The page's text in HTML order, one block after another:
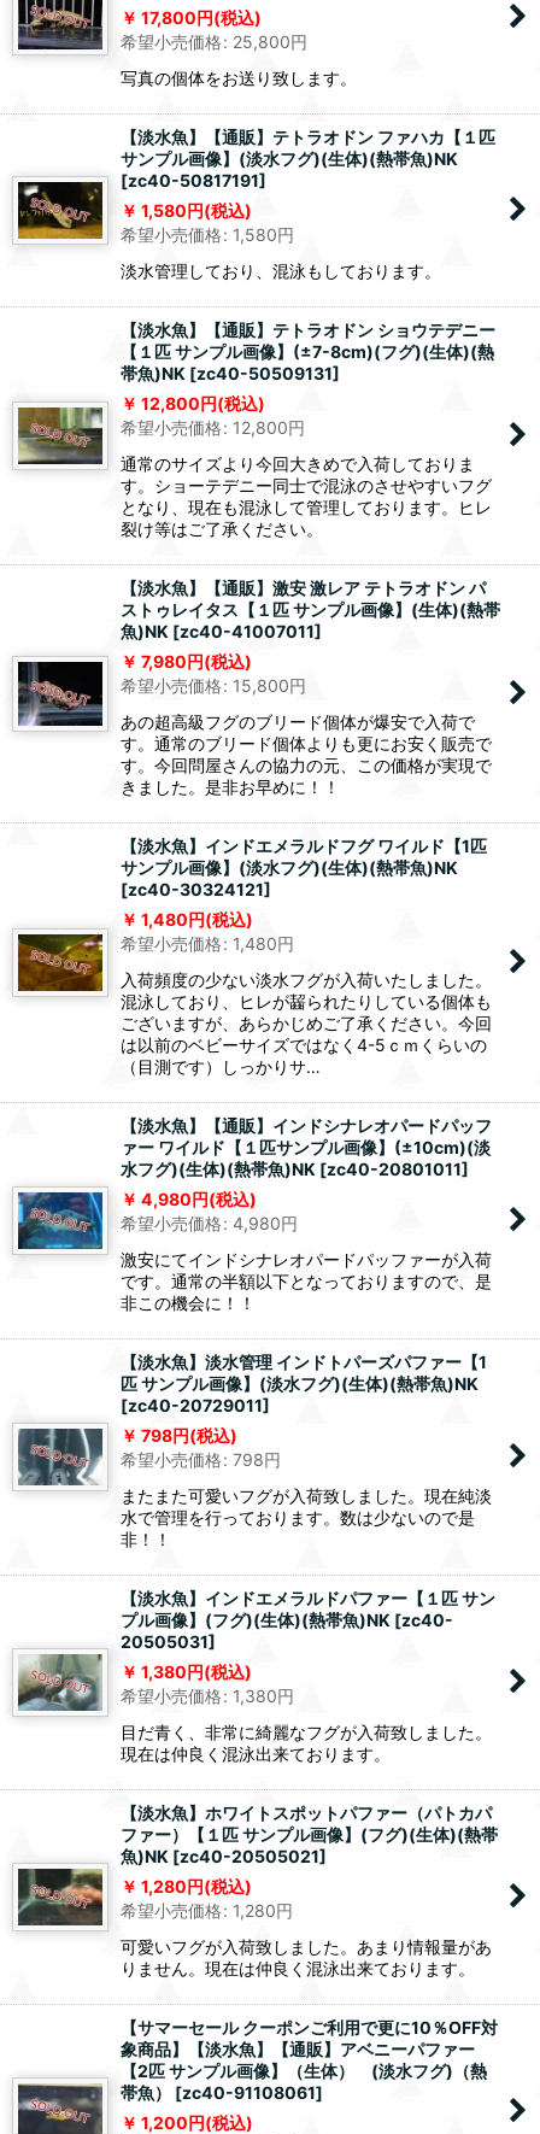
17,800円(税込)
希望小売価格: 25,800円
写真の個体をお送り致します。
【淡水魚】【通販】テトラオドン ファハカ【１匹
サンプル画像】(淡水フグ)(生体)(熱帯魚)NK
[zc40-50817191]
1,580円(税込)
希望小売価格: 1,580円
淡水管理しており、混泳もしております。
【淡水魚】【通販】テトラオドン ショウテデニー
【１匹 サンプル画像】(±7-8cm)(フグ)(生体)(熱
帯魚)NK [zc40-50509131]
12,800円(税込)
希望小売価格: 12,800円
通常のサイズより今回大きめで入荷しておりま
す。ショーテデニー同士で混泳のさせやすいフグ
となり、現在も混泳して管理しております。ヒレ
裂け等はご了承ください。
【淡水魚】【通販】激安 激レア テトラオドン パ
ストゥレイタス【１匹 サンプル画像】(生体)(熱帯
魚)NK [zc40-41007011]
7,980円(税込)
希望小売価格: 15,800円
あの超高級フグのブリード個体が爆安で入荷で
す。通常のブリード個体よりも更にお安く販売で
す。今回問屋さんの協力の元、この価格が実現で
きました。是非お早めに！！
【淡水魚】インドエメラルドフグ ワイルド【1匹
サンプル画像】(淡水フグ)(生体)(熱帯魚)NK
[zc40-30324121]
1,480円(税込)
希望小売価格: 1,480円
入荷頻度の少ない淡水フグが入荷いたしました。
混泳しており、ヒレが齧られたりしている個体も
ございますが、あらかじめご了承ください。今回
は以前のベビーサイズではなく4-5ｃｍくらいの
（目測です）しっかりサ…
【淡水魚】【通販】インドシナレオパードパッフ
ァー ワイルド【１匹サンプル画像】(±10cm)(淡
水フグ)(生体)(熱帯魚)NK [zc40-20801011]
4,980円(税込)
希望小売価格: 4,980円
激安にてインドシナレオパードパッファーが入荷
です。通常の半額以下となっておりますので、是
非この機会に！！
【淡水魚】淡水管理 インドトパーズパファー【1
匹 サンプル画像】(淡水フグ)(生体)(熱帯魚)NK
[zc40-20729011]
798円(税込)
希望小売価格: 798円
またまた可愛いフグが入荷致しました。現在純淡
水で管理を行っております。数は少ないので是
非！！
【淡水魚】インドエメラルドパファー【１匹 サン
プル画像】(フグ)(生体)(熱帯魚)NK [zc40-
20505031]
1,380円(税込)
希望小売価格: 1,380円
目だ青く、非常に綺麗なフグが入荷致しました。
現在は仲良く混泳出来ております。
【淡水魚】ホワイトスポットパファー（パトカパ
ファー）【１匹 サンプル画像】(フグ)(生体)(熱帯
魚)NK [zc40-20505021]
1,280円(税込)
希望小売価格: 1,280円
可愛いフグが入荷致しました。あまり情報量があ
りません。現在は仲良く混泳出来ております。
【サマーセール クーポンご利用で更に10％OFF対
象商品】【淡水魚】【通販】アベニーパファー
【2匹 サンプル画像】（生体） (淡水フグ)（熱
帯魚）
[zc40-91108061]
1,200円(税込)